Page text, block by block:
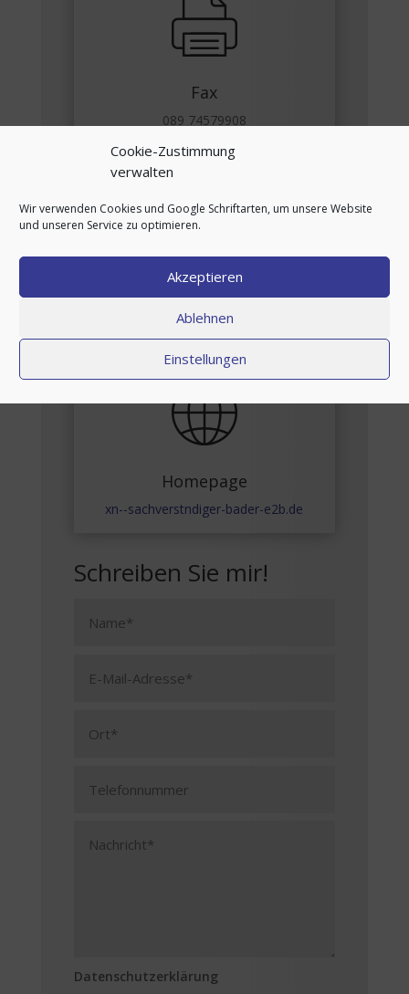
Cookie-Zustimmung
verwalten
Wir verwenden Cookies und Google Schriftarten, um unsere Website
und unseren Service zu optimieren.
Akzeptieren
Ablehnen
Einstellungen
Fax
089 74579908
Email
bader.robert@gmx.de
Homepage
xn--sachverstndiger-bader-e2b.de
Schreiben Sie mir!
Datenschutzerklärung